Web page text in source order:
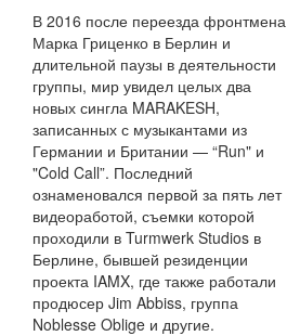
В 2016 после переезда фронтмена
Марка Гриценко в Берлин и
длительной паузы в деятельности
группы, мир увидел целых два
новых сингла MARAKESH,
записанных с музыкантами из
Германии и Британии — “Run" и
"Cold Call”. Последний
ознаменовался первой за пять лет
видеоработой, съемки которой
проходили в Turmwerk Studios в
Берлине, бывшей резиденции
проекта IAMX, где также работали
продюсер Jim Abbiss, группа
Noblesse Oblige и другие.